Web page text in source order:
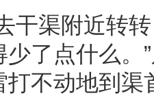
渠附近转转
了点什么。
打不动地到渠